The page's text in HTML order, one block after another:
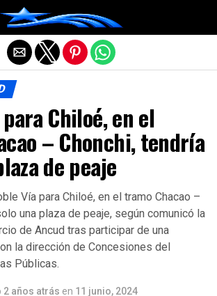
Chiloé, en el
– Chonchi, tendría
de peaje
Vía para Chiloé, en el tramo Chacao –
una plaza de peaje, según comunicó la
de Ancud tras participar de una
la dirección de Concesiones del
Públicas.
2 años atrás en 11 junio, 2024
Salir de la versión móvil